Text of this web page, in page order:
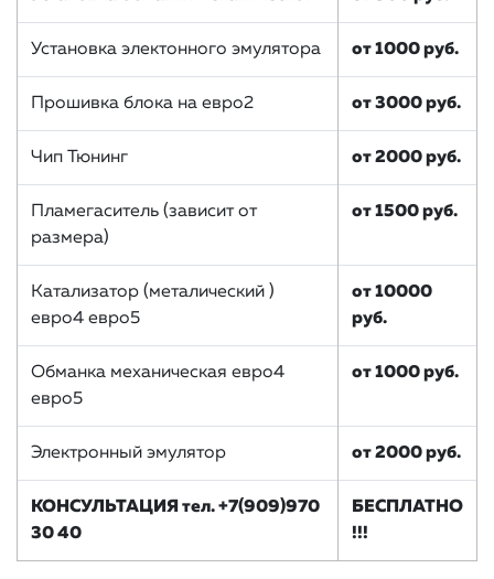
Установка электонного эмулятора от 1000 руб.
Прошивка блока на евро2 от 3000 руб.
Чип Тюнинг от 2000 руб.
Пламегаситель (зависит от
размера)
от 1500 руб.
Катализатор (металический )
евро4 евро5
от 10000
руб.
Обманка механическая евро4
евро5
от 1000 руб.
Электронный эмулятор от 2000 руб.
КОНСУЛЬТАЦИЯ тел. +7(909)970
30 40
БЕСПЛАТНО
!!!